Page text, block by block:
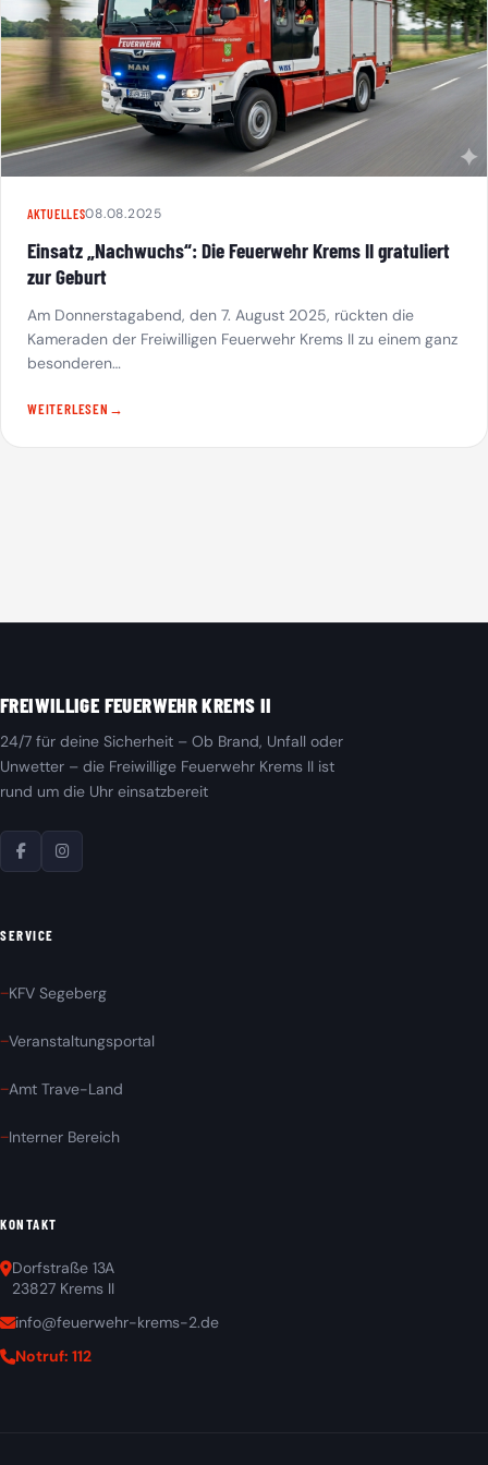
AKTUELLES08.08.2025
Einsatz „Nachwuchs“: Die Feuerwehr Krems II gratuliert
zur Geburt
Am Donnerstagabend, den 7. August 2025, rückten die
Kameraden der Freiwilligen Feuerwehr Krems II zu einem ganz
besonderen…
WEITERLESEN
FREIWILLIGE FEUERWEHR KREMS II
24/7 für deine Sicherheit – Ob Brand, Unfall oder
Unwetter – die Freiwillige Feuerwehr Krems II ist
rund um die Uhr einsatzbereit
SERVICE
KFV Segeberg
Veranstaltungsportal
Amt Trave-Land
Interner Bereich
KONTAKT
Dorfstraße 13A
23827 Krems II
info@feuerwehr-krems-2.de
Notruf: 112